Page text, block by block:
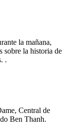
la mañana,
sobre la historia de
.
Central de
Ben Thanh.